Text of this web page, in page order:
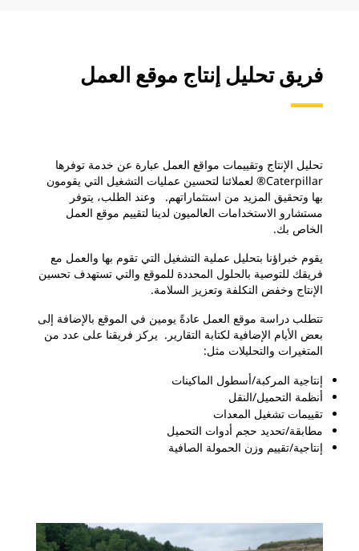
فريق تحليل إنتاج موقع العمل
تحليل الإنتاج وتقييمات مواقع العمل عبارة عن خدمة توفرها
Caterpillar® لعملائنا لتحسين عمليات التشغيل التي يقومون
بها وتحقيق المزيد من استثماراتهم. وعند الطلب، يتوفر
مستشارو الاستخدامات العالميون لدينا لتقييم موقع العمل
الخاص بك.
يقوم خبراؤنا بتحليل عملية التشغيل التي تقوم بها والعمل مع
فريقك للتوصية بالحلول المحددة للموقع والتي تستهدف تحسين
الإنتاج وخفض التكلفة وتعزيز السلامة.
تتطلب دراسة موقع العمل عادةً يومين في الموقع بالإضافة إلى
بعض الأيام الإضافية لكتابة التقارير. يركز فريقنا على عدد من
المتغيرات والتحليلات مثل:
إنتاجية المركبة/أسطول الماكينات
أنظمة التحميل/النقل
تقييمات تشغيل المعدات
مطابقة/تحديد حجم أدوات التحميل
إنتاجية/تقييم وزن الحمولة الصافية